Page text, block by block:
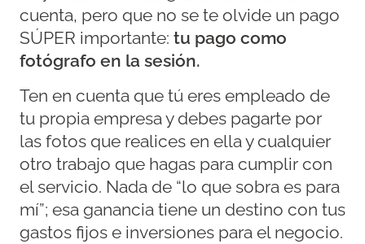
cuenta, pero que no se te olvide un pago
SÚPER importante: tu pago como
fotógrafo en la sesión.
Ten en cuenta que tú eres empleado de
tu propia empresa y debes pagarte por
las fotos que realices en ella y cualquier
otro trabajo que hagas para cumplir con
el servicio. Nada de “lo que sobra es para
mí”; esa ganancia tiene un destino con tus
gastos fijos e inversiones para el negocio.